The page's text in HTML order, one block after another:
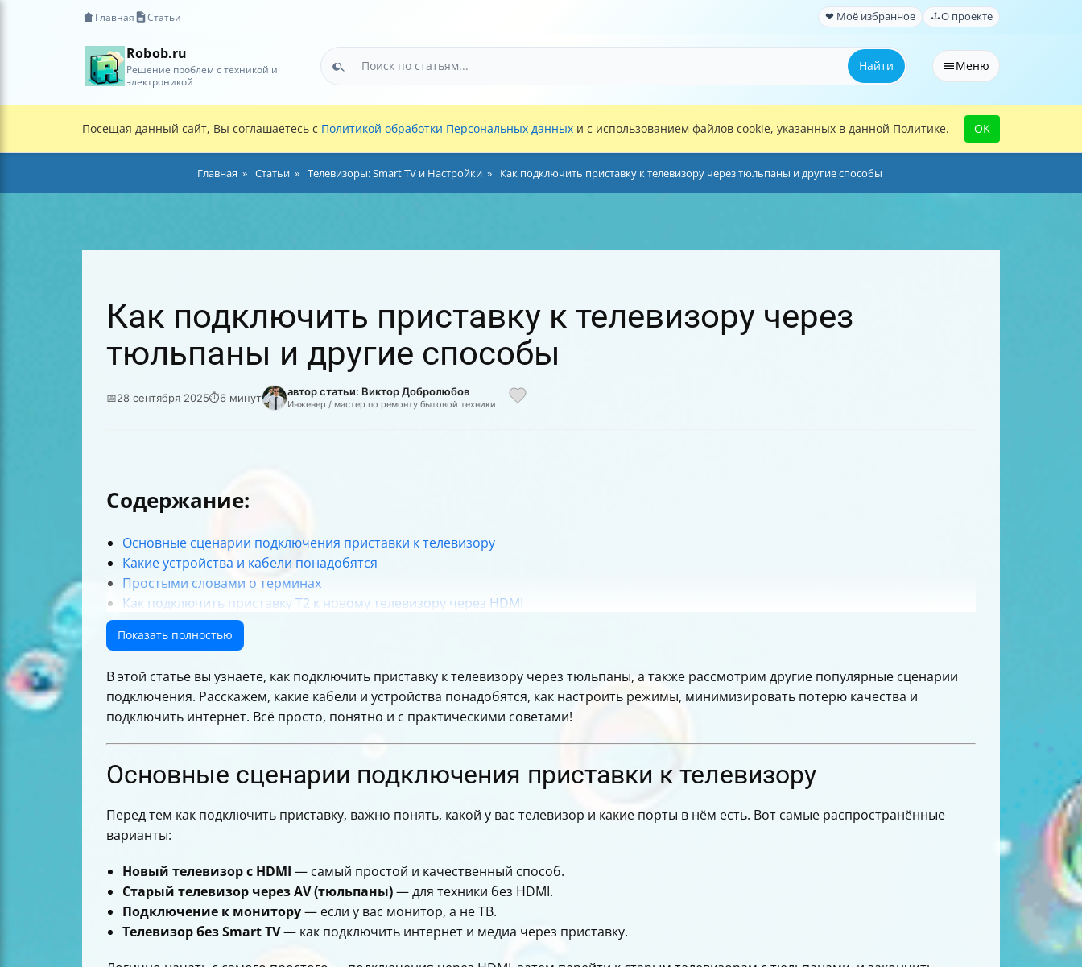
Главная Статьи ❤ Моё избранное О проекте
Robob.ru
Решение проблем с техникой и
электроникой
Найти Меню
Посещая данный сайт, Вы соглашаетесь с Политикой обработки Персональных данных и с использованием файлов cookie, указанных в данной Политике. OK
Главная Статьи Телевизоры: Smart TV и Настройки Как подключить приставку к телевизору через тюльпаны и другие способы
Как подключить приставку к телевизору через
тюльпаны и другие способы
📅28 сентября 2025⏱6 минут автор статьи: Виктор Добролюбов
Инженер / мастер по ремонту бытовой техники
Содержание:
Основные сценарии подключения приставки к телевизору
Какие устройства и кабели понадобятся
Простыми словами о терминах
Как подключить приставку Т2 к новому телевизору через HDMI
Как подключить старый телевизор к приставке через тюльпаны
Как подключить приставку через HDMI-конвертер к старому телевизору
Как выбрать HDMI-конвертер
Настройка AV-режима на телевизоре и приставке
Подключение приставки к монитору
Подключение интернета к телевизору через приставку
Подключение телевизора к телефону через Miracast и AirPlay
Советы по безопасности и энергопотреблению
Распространённые ошибки и как их исправить
Обновления технологий и их влияние
Визуальные схемы подключения
Итог
Показать полностью
В этой статье вы узнаете, как подключить приставку к телевизору через тюльпаны, а также рассмотрим другие популярные сценарии
подключения. Расскажем, какие кабели и устройства понадобятся, как настроить режимы, минимизировать потерю качества и
подключить интернет. Всё просто, понятно и с практическими советами!
Основные сценарии подключения приставки к телевизору
Перед тем как подключить приставку, важно понять, какой у вас телевизор и какие порты в нём есть. Вот самые распространённые
варианты:
Новый телевизор с HDMI — самый простой и качественный способ.
Старый телевизор через AV (тюльпаны)— для техники без HDMI.
Подключение к монитору— если у вас монитор, а не ТВ.
Телевизор без Smart TV— как подключить интернет и медиа через приставку.